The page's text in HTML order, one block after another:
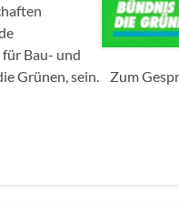
Bau- und
Grünen, sein. Zum